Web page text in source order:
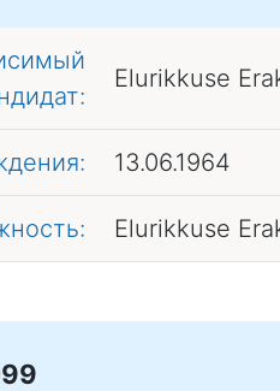
Elurikkuse
13.06.1964
Elurikkuse